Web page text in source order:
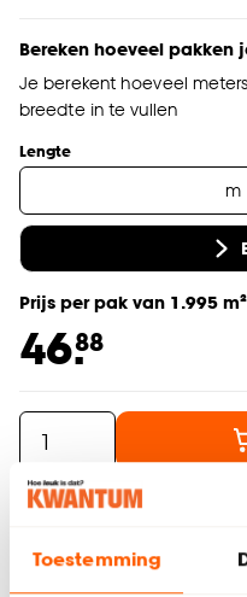
Toestemming
Bereken hoeveel pakken
Je berekent hoeveel
breedte in te vullen
Lengte
m
Prijs per pak van 1.995 m²
46.88
Thuis laten bezorgen